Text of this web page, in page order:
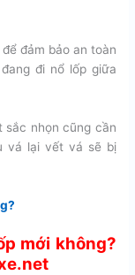
đảm bảo an toàn
đi nổ lốp giữa
sắc nhọn cũng cần
vá lại vết vá sẽ bị
mới không?